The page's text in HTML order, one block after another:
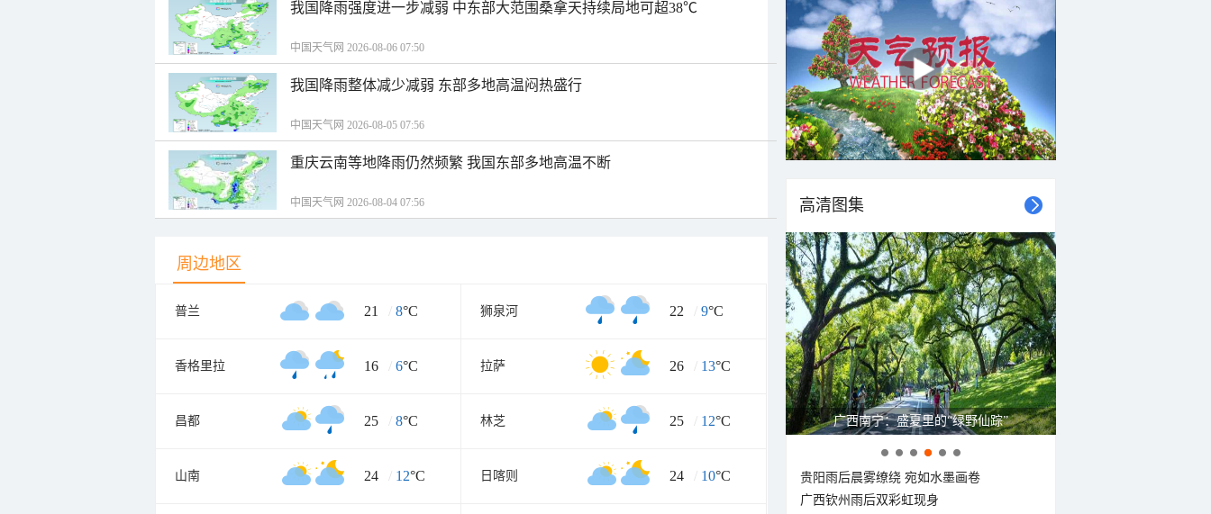
我国降雨强度进一步减弱 中东部大范围桑拿天持续局地可超38℃
中国天气网 2026-08-06 07:50
我国降雨整体减少减弱 东部多地高温闷热盛行
中国天气网 2026-08-05 07:56
重庆云南等地降雨仍然频繁 我国东部多地高温不断
中国天气网 2026-08-04 07:56
周边地区
普兰 21 / 8°C 狮泉河 22 / 9°C
香格里拉 16 / 6°C 拉萨 26 / 13°C
昌都 25 / 8°C 林芝 25 / 12°C
山南 24 / 12°C 日喀则 24 / 10°C
高清图集
广西南宁：盛夏里的“绿野仙踪”
贵阳雨后晨雾缭绕 宛如水墨画卷
广西钦州雨后双彩虹现身